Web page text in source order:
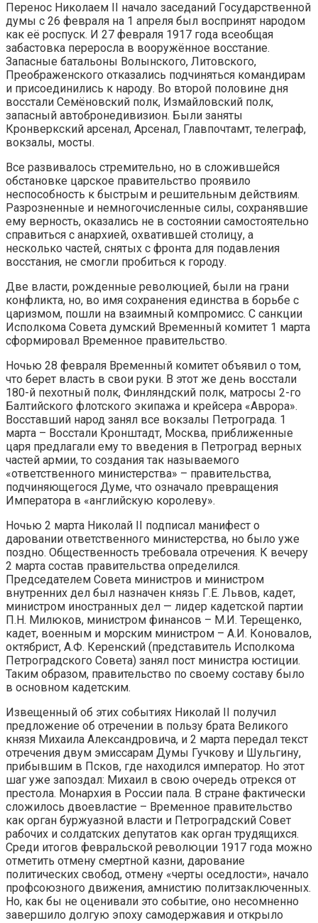
Перенос Николаем II начало заседаний Государственной
думы с 26 февраля на 1 апреля был воспринят народом
как её роспуск. И 27 февраля 1917 года всеобщая
забастовка переросла в вооружённое восстание.
Запасные батальоны Волынского, Литовского,
Преображенского отказались подчиняться командирам
и присоединились к народу. Во второй половине дня
восстали Семёновский полк, Измайловский полк,
запасный автобронедивизион. Были заняты
Кронверкский арсенал, Арсенал, Главпочтамт, телеграф,
вокзалы, мосты.
Все развивалось стремительно, но в сложившейся
обстановке царское правительство проявило
неспособность к быстрым и решительным действиям.
Разрозненные и немногочисленные силы, сохранявшие
ему верность, оказались не в состоянии самостоятельно
справиться с анархией, охватившей столицу, а
несколько частей, снятых с фронта для подавления
восстания, не смогли пробиться к городу.
Две власти, рожденные революцией, были на грани
конфликта, но, во имя сохранения единства в борьбе с
царизмом, пошли на взаимный компромисс. С санкции
Исполкома Совета думский Временный комитет 1 марта
сформировал Временное правительство.
Ночью 28 февраля Временный комитет объявил о том,
что берет власть в свои руки. В этот же день восстали
180-й пехотный полк, Финляндский полк, матросы 2-го
Балтийского флотского экипажа и крейсера «Аврора».
Восставший народ занял все вокзалы Петрограда. 1
марта – Восстали Кронштадт, Москва, приближенные
царя предлагали ему то введения в Петроград верных
частей армии, то создания так называемого
«ответственного министерства» – правительства,
подчиняющегося Думе, что означало превращения
Императора в «английскую королеву».
Ночью 2 марта Николай II подписал манифест о
даровании ответственного министерства, но было уже
поздно. Общественность требовала отречения. К вечеру
2 марта состав правительства определился.
Председателем Совета министров и министром
внутренних дел был назначен князь Г.Е. Львов, кадет,
министром иностранных дел — лидер кадетской партии
П.Н. Милюков, министром финансов – М.И. Терещенко,
кадет, военным и морским министром – А.И. Коновалов,
октябрист, А.Ф. Керенский (представитель Исполкома
Петроградского Совета) занял пост министра юстиции.
Таким образом, правительство по своему составу было
в основном кадетским.
Извещенный об этих событиях Николай II получил
предложение об отречении в пользу брата Великого
князя Михаила Александровича, и 2 марта передал текст
отречения двум эмиссарам Думы Гучкову и Шульгину,
прибывшим в Псков, где находился император. Но этот
шаг уже запоздал: Михаил в свою очередь отрекся от
престола. Монархия в России пала. В стране фактически
сложилось двоевластие – Временное правительство
как орган буржуазной власти и Петроградский Совет
рабочих и солдатских депутатов как орган трудящихся.
Среди итогов февральской революции 1917 года можно
отметить отмену смертной казни, дарование
политических свобод, отмену «черты оседлости», начало
профсоюзного движения, амнистию политзаключенных.
Но, как бы не оценивали это событие, оно несомненно
завершило долгую эпоху самодержавия и открыло